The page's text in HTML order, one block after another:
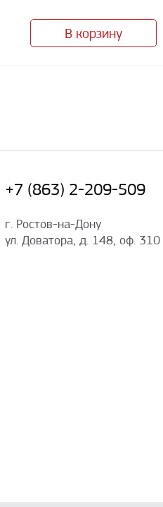
В корзину
+7 (863) 2-209-509
г. Ростов-на-Дону
ул. Доватора, д. 148, оф. 310